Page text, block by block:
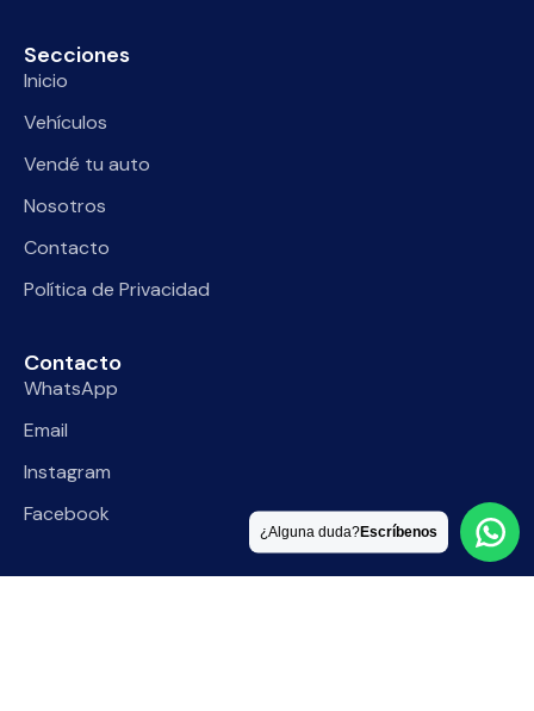
Secciones
Inicio
Vehículos
Vendé tu auto
Nosotros
Contacto
Política de Privacidad
Contacto
WhatsApp
Email
Instagram
Facebook
¿Alguna duda?Escríbenos